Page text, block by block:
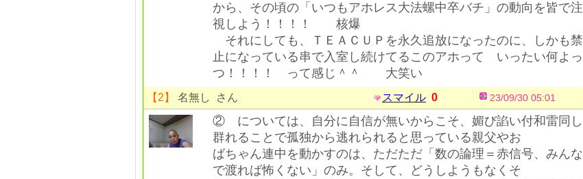
から、その頃の「いつもアホレス大法螺中卒バチ」の動向を皆で注
視しよう！！！！ 核爆
それにしても、ＴＥＡＣＵＰを永久追放になったのに、しかも禁
止になっている串で入室し続けてるこのアホって いったい何よっ
つ！！！！ って感じ＾＾ 大笑い
【2】 名無し さん スマイル 0 23/09/30 05:01
② については、自分に自信が無いからこそ、媚び諂い付和雷同し
群れることで孤独から逃れられると思っている親父やお
ばちゃん連中を動かすのは、ただただ「数の論理＝赤信号、みんな
で渡れば怖くない」のみ。そして、どうしようもなくそ